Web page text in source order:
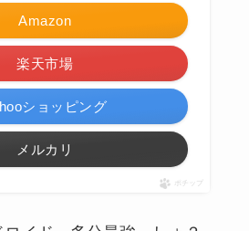
Amazon
楽天市場
ショッピング
メルカリ
ポチップ